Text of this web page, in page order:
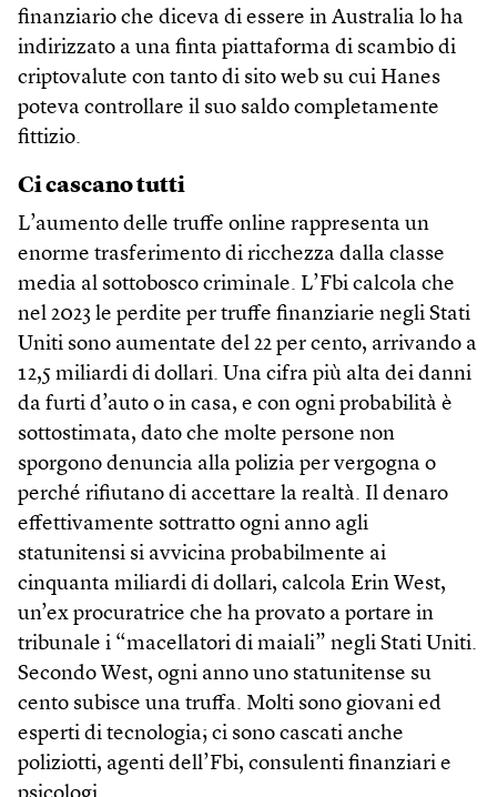
finanziario che diceva di essere in Australia lo ha
indirizzato a una finta piattaforma di scambio di
criptovalute con tanto di sito web su cui Hanes
poteva controllare il suo saldo completamente
fittizio.
Ci cascano tutti
L’aumento delle truffe online rappresenta un
enorme trasferimento di ricchezza dalla classe
media al sottobosco criminale. L’Fbi calcola che
nel 2023 le perdite per truffe finanziarie negli Stati
Uniti sono aumentate del 22 per cento, arrivando a
12,5 miliardi di dollari. Una cifra più alta dei danni
da furti d’auto o in casa, e con ogni probabilità è
sottostimata, dato che molte persone non
sporgono denuncia alla polizia per vergogna o
perché rifiutano di accettare la realtà. Il denaro
effettivamente sottratto ogni anno agli
statunitensi si avvicina probabilmente ai
cinquanta miliardi di dollari, calcola Erin West,
un’ex procuratrice che ha provato a portare in
tribunale i “macellatori di maiali” negli Stati Uniti.
Secondo West, ogni anno uno statunitense su
cento subisce una truffa. Molti sono giovani ed
esperti di tecnologia; ci sono cascati anche
poliziotti, agenti dell’Fbi, consulenti finanziari e